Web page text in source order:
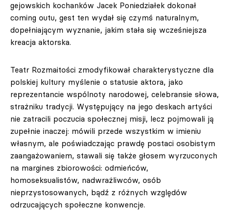
gejowskich kochanków Jacek Poniedziałek dokonał
coming outu, gest ten wydał się czymś naturalnym,
dopełniającym wyznanie, jakim stała się wcześniejsza
kreacja aktorska.
Teatr Rozmaitości zmodyfikował charakterystyczne dla
polskiej kultury myślenie o statusie aktora, jako
reprezentancie wspólnoty narodowej, celebransie słowa,
strażniku tradycji. Występujący na jego deskach artyści
nie zatracili poczucia społecznej misji, lecz pojmowali ją
zupełnie inaczej: mówili przede wszystkim w imieniu
własnym, ale poświadczając prawdę postaci osobistym
zaangażowaniem, stawali się także głosem wyrzuconych
na margines zbiorowości: odmieńców,
homoseksualistów, nadwrażliwców, osób
nieprzystosowanych, bądź z różnych względów
odrzucających społeczne konwencje.